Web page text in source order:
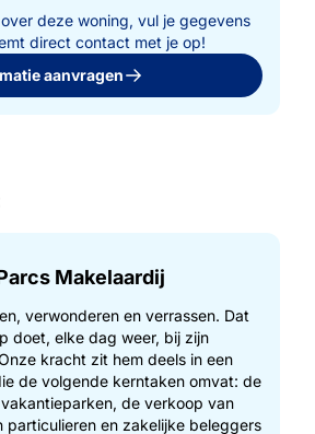
deze woning, vul je gegevens
direct contact met je op!
aanvragen
Makelaardij
verwonderen en verrassen. Dat
doet, elke dag weer, bij zijn
kracht zit hem deels in een
de volgende kerntaken omvat: de
de verkoop van
particulieren en zakelijke beleggers